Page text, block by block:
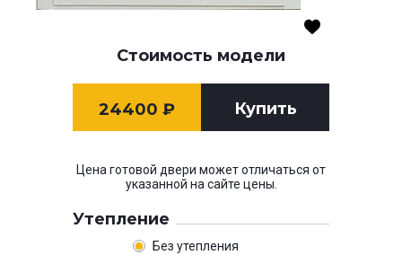
Стоимость модели
24400 ₽ Купить
Цена готовой двери может отличаться от
указанной на сайте цены.
Утепление
Без утепления